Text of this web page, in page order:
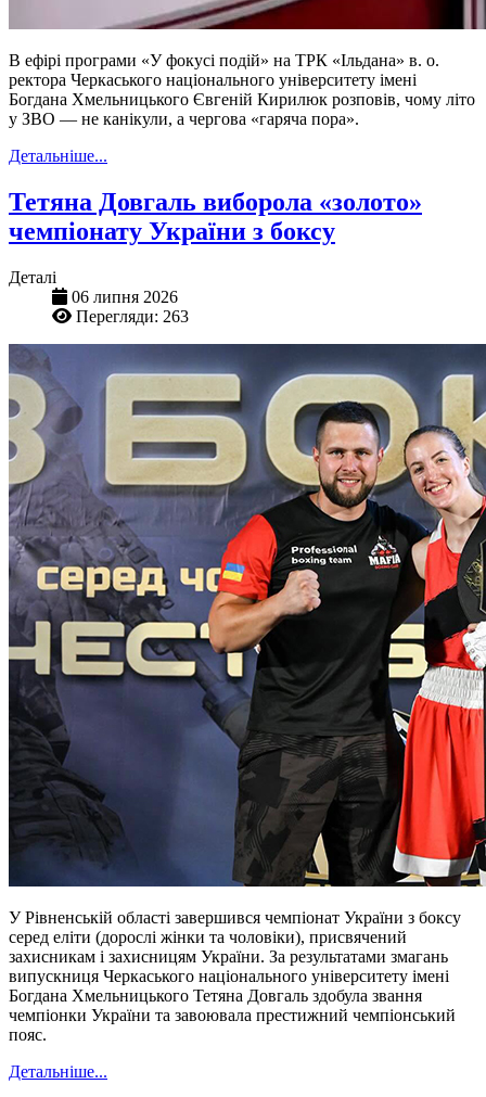
В ефірі програми «У фокусі подій» на ТРК «Ільдана» в. о.
ректора Черкаського національного університету імені
Богдана Хмельницького Євгеній Кирилюк розповів, чому літо
у ЗВО — не канікули, а чергова «гаряча пора».
Детальніше...
Тетяна Довгаль виборола «золото»
чемпіонату України з боксу
Деталі
06 липня 2026
Перегляди: 263
У Рівненській області завершився чемпіонат України з боксу
серед еліти (дорослі жінки та чоловіки), присвячений
захисникам і захисницям України. За результатами змагань
випускниця Черкаського національного університету імені
Богдана Хмельницького Тетяна Довгаль здобула звання
чемпіонки України та завоювала престижний чемпіонський
пояс.
Детальніше...